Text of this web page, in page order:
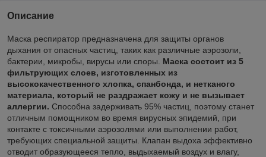
Описание
Маска респиратор предназначена для защиты органов
дыхания от опасных частиц, таких как различные аэрозоли,
бактерии, микробы, вирусы или споры. Маска состоит из 5
фильтрующих слоев, изготовленных из
высококачественного хлопка, спанбонда, и нетканого
материала, который не раздражает кожу и не вызывает
аллергии. Способна задерживать 95% частиц, поэтому станет
отличным помощником во время вирусных эпидемий, при
контакте с токсичными аэрозолями или выполнении работ,
требующих специальной защиты. Клапан выдоха эффективно
отводит образующееся тепло, выдыхаемый воздух и влагу,